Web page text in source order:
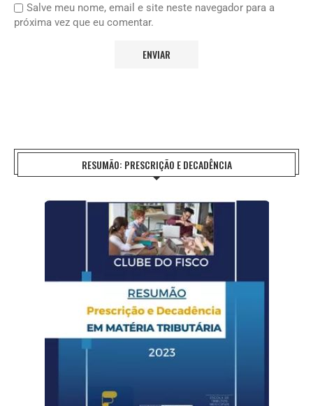
Salve meu nome, email e site neste navegador para a
próxima vez que eu comentar.
RESUMÃO: PRESCRIÇÃO E DECADÊNCIA